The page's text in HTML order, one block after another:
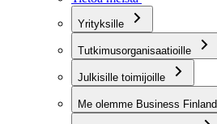
Yrityksille
Tutkimusorganisaatioille
Julkisille toimijoille
Me olemme Business Finland